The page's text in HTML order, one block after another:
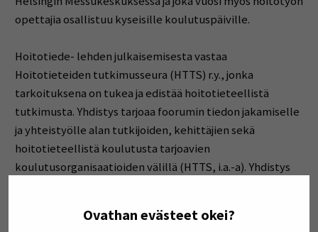
Ovathan evästeet okei?
opettajia osallistuu kyseisille koulutuspäiville.
Hoitotiede- lehden julkaisemisesta vastaa
Hoitotieteiden tutkimusseura (HTTS) r.y., jonka
tarkoituksena on tukea ja edistää hoitotieteellistä
tutkimusta. Yhdistys tarjoaa foorumin tiedon jakamiselle
ja yhteistyölle alan tutkijoiden, kehittäjien sekä
hoitotieteellistä koulutusta tarjoavien
koulutusorganisaatioiden välillä (HTTS, i.a.-a). Yhdistys
kansalliseen ja kansainväliseen tiedepoliittiseen ja